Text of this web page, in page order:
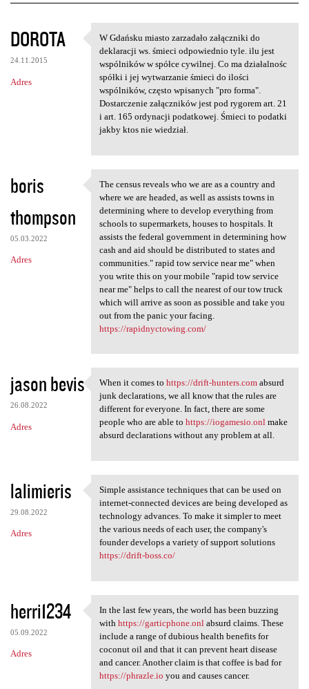
K
o
m
e
z
e
DOROTA
24.11.2015
Adres
W Gdańsku miasto zarzadało
W Gdańsku miasto zarzadało załączniki do
deklaracji ws. śmieci odpowiednio tyle. ilu jest
wspólników w spółce cywilnej. Co ma działalnośc
spółki i jej wytwarzanie śmieci do ilości
wspólników, często wpisanych "pro forma".
Dostarczenie załączników jest pod rygorem art. 21
i art. 165 ordynacji podatkowej. Śmieci to podatki
jakby ktos nie wiedział.
boris
thompson
05.03.2022
Adres
The census reveals who we are
The census reveals who we are as a country and
where we are headed, as well as assists towns in
determining where to develop everything from
schools to supermarkets, houses to hospitals. It
assists the federal government in determining how
cash and aid should be distributed to states and
communities." rapid tow service near me" when
you write this on your mobile "rapid tow service
near me" helps to call the nearest of our tow truck
which will arrive as soon as possible and take you
out from the panic your facing.
https://rapidnyctowing.com/
jason bevis
26.08.2022
Adres
When it comes to https:/
When it comes to https://drift-hunters.comabsurd
junk declarations, we all know that the rules are
different for everyone. In fact, there are some
people who are able to https://iogamesio.onlmake
absurd declarations without any problem at all.
lalimieris
29.08.2022
Adres
Simple assistance techniques
Simple assistance techniques that can be used on
internet-connected devices are being developed as
technology advances. To make it simpler to meet
the various needs of each user, the company's
founder develops a variety of support solutions
https://drift-boss.co/
herri1234
05.09.2022
Adres
In the last few years, the
In the last few years, the world has been buzzing
with https://garticphone.onl absurd claims. These
include a range of dubious health benefits for
coconut oil and that it can prevent heart disease
and cancer. Another claim is that coffee is bad for
https://phrazle.io you and causes cancer.